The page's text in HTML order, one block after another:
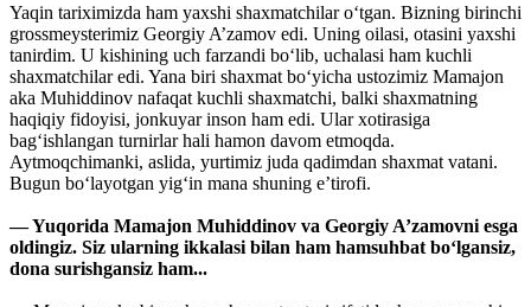
Yaqin tariximizda ham yaxshi shaxmatchilar o‘tgan. Bizning birinchi
grossmeysterimiz Georgiy A’zamov edi. Uning oilasi, otasini yaxshi
tanirdim. U kishining uch farzandi bo‘lib, uchalasi ham kuchli
shaxmatchilar edi. Yana biri shaxmat bo‘yicha ustozimiz Mamajon
aka Muhiddinov nafaqat kuchli shaxmatchi, balki shaxmatning
haqiqiy fidoyisi, jonkuyar inson ham edi. Ular xotirasiga
bag‘ishlangan turnirlar hali hamon davom etmoqda.
Aytmoqchimanki, aslida, yurtimiz juda qadimdan shaxmat vatani.
Bugun bo‘layotgan yig‘in mana shuning e’tirofi.
— Yuqorida Mamajon Muhiddinov va Georgiy A’zamovni esga
oldingiz. Siz ularning ikkalasi bilan ham hamsuhbat bo‘lgansiz,
dona surishgansiz ham...